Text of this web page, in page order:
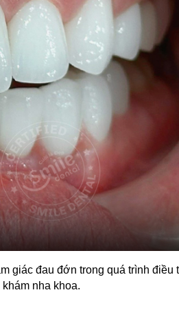
giác đau đớn trong quá trình điều
nha khoa.